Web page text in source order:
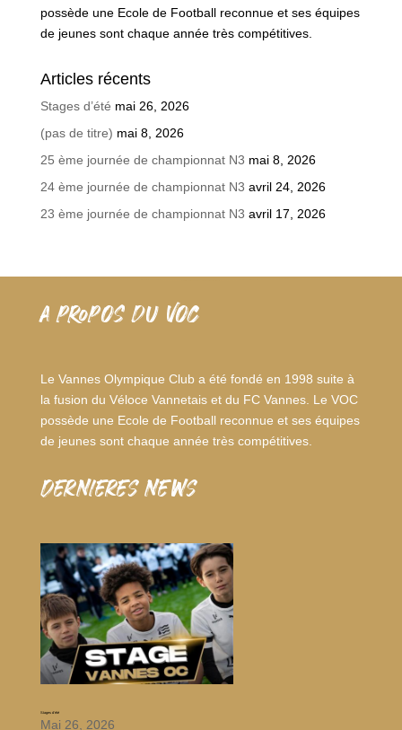
possède une Ecole de Football reconnue et ses équipes
de jeunes sont chaque année très compétitives.
Articles récents
Stages d’été mai 26, 2026
(pas de titre) mai 8, 2026
25 ème journée de championnat N3 mai 8, 2026
24 ème journée de championnat N3 avril 24, 2026
23 ème journée de championnat N3 avril 17, 2026
A PROPOS DU VOC
Le Vannes Olympique Club a été fondé en 1998 suite à
la fusion du Véloce Vannetais et du FC Vannes. Le VOC
possède une Ecole de Football reconnue et ses équipes
de jeunes sont chaque année très compétitives.
dernieres news
Stages d’été
Mai 26, 2026